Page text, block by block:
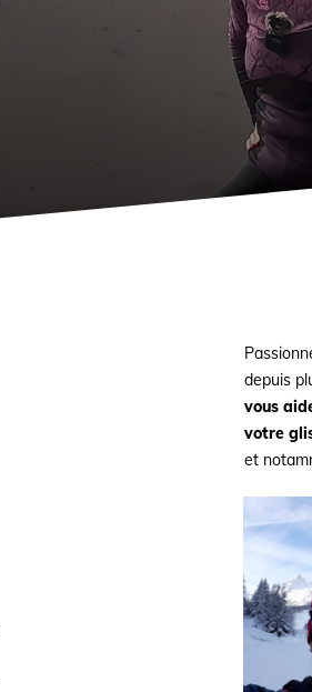
depuis
vous
votre
et